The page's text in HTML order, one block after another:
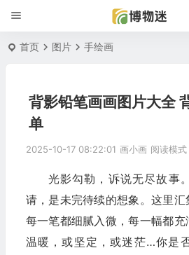
首页 图片 手绘画
背影铅笔画画图片大全
单
2025-10-17 08:22:01 画小画 阅读模式
光影勾勒，诉说无尽故事
请，是未完待续的想象。这里汇
每一笔都细腻入微，每一幅都
温暖，或坚定，或迷茫…你是